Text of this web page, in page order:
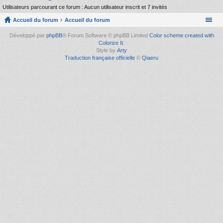
Utilisateurs parcourant ce forum : Aucun utilisateur inscrit et 7 invités
Accueil du forum Accueil du forum
Développé par phpBB® Forum Software © phpBB Limited Color scheme created with
Colorize It.
Style by Arty
Traduction française officielle © Qiaeru